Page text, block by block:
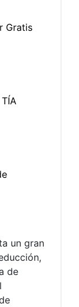
un gran
de